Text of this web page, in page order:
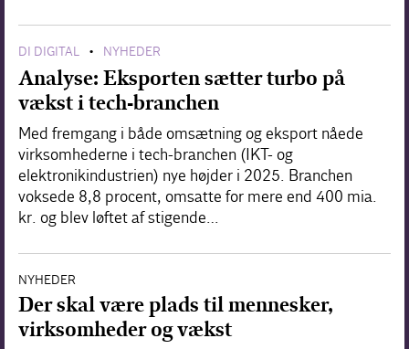
DI DIGITAL • NYHEDER
Analyse: Eksporten sætter turbo på
vækst i tech-branchen
Med fremgang i både omsætning og eksport nåede
virksomhederne i tech-branchen (IKT- og
elektronikindustrien) nye højder i 2025. Branchen
voksede 8,8 procent, omsatte for mere end 400 mia.
kr. og blev løftet af stigende…
NYHEDER
Der skal være plads til mennesker,
virksomheder og vækst